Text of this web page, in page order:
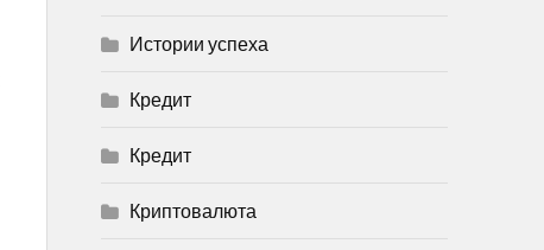
Истории успеха
Кредит
Кредит
Криптовалюта